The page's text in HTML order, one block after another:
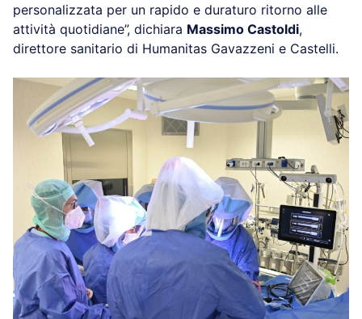
personalizzata per un rapido e duraturo ritorno alle
attività quotidiane”, dichiara Massimo Castoldi,
direttore sanitario di Humanitas Gavazzeni e Castelli.